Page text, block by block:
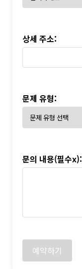
상세 주소:
문제 유형:
문의 내용(필수x):